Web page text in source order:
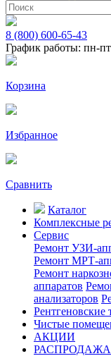
8 (800) 600-65-43
График работы: пн-
Корзина
Избранное
Сравнить
Каталог
Комплексные
Сервис
Ремонт УЗИ-
Ремонт МРТ-
Ремонт
аппаратов
анализаторов
Рентгеновские
Чистые
АКЦИИ
РАСПРОДАЖА